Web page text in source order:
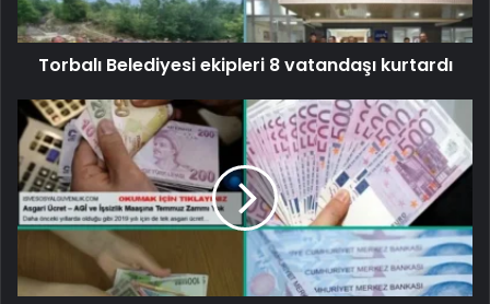
Torbalı Belediyesi ekipleri 8 vatandaşı kurtardı